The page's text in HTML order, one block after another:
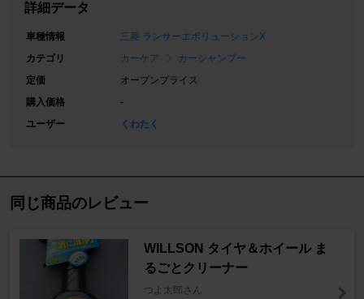
詳細データ
車種情報
三菱 ランサーエボリューションX
カテゴリ
カーケア
カーシャンプー
定価
オープンプライス
購入価格
-
ユーザー
くわたく
同じ商品のレビュー
WILLSON タイヤ＆ホイール ま
るごとクリーナー
つよ太郎さん